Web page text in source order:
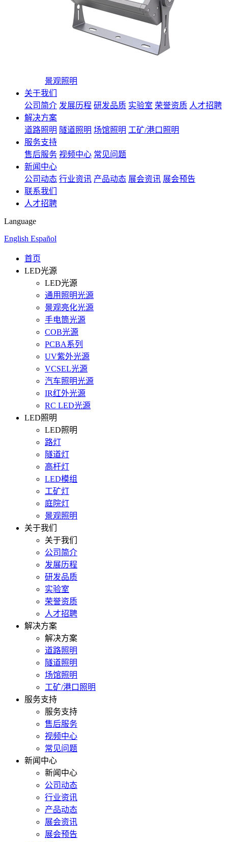
景观照明
关于我们
公司简介 发展历程 研发品质 实验室 荣誉资质 人才招聘
解决方案
道路照明 隧道照明 场馆照明 工矿/港口照明
服务支持
售后服务 视频中心 常见问题
新闻中心
公司动态 行业资讯 产品动态 展会资讯 展会预告
联系我们
人才招聘
Language
English Español
首页
LED光源
LED光源
通用照明光源
景观亮化光源
手电筒光源
COB光源
PCBA系列
UV紫外光源
VCSEL光源
汽车照明光源
IR红外光源
RC LED光源
LED照明
LED照明
路灯
隧道灯
高杆灯
LED模组
工矿灯
庭院灯
景观照明
关于我们
关于我们
公司简介
发展历程
研发品质
实验室
荣誉资质
人才招聘
解决方案
解决方案
道路照明
隧道照明
场馆照明
工矿/港口照明
服务支持
服务支持
售后服务
视频中心
常见问题
新闻中心
新闻中心
公司动态
行业资讯
产品动态
展会资讯
展会预告